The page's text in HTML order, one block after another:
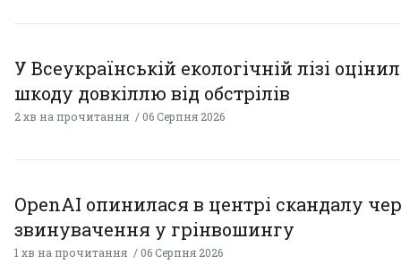
У Всеукраїнській екологічній лізі
шкоду довкіллю від обстрілів
2 хв на прочитання 06 Серпня 2026
OpenAI опинилася в центрі скандалу
звинувачення у грінвошингу
1 хв на прочитання 06 Серпня 2026